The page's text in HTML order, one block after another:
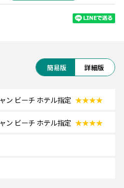
星ホテル『ケンピンスキー』で
ト・Cセットはご利用いただけ
帰国前に他国に立ち寄りたい！な
リ島現地支店があるので、サポート
ビーチホテル
ル。
にも便利な立地です。
簡易版 詳細版
ン ビーチ ホテル指定 ★★★★
ン ビーチ ホテル指定 ★★★★